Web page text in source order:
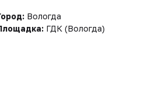
Вологда
ГДК (Вологда)